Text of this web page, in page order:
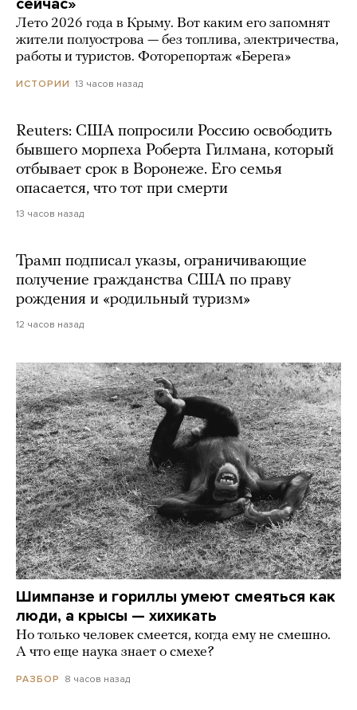
Лето 2026 года в Крыму. Вот каким его запомнят
жители полуострова — без топлива, электричества,
работы и туристов. Фоторепортаж «Берега»
ИСТОРИИ 13 часов назад
Reuters: США попросили Россию освободить
бывшего морпеха Роберта Гилмана, который
отбывает срок в Воронеже. Его семья
опасается, что тот при смерти
13 часов назад
Трамп подписал указы, ограничивающие
получение гражданства США по праву
рождения и «родильный туризм»
12 часов назад
Шимпанзе и гориллы умеют смеяться как
люди, а крысы — хихикать
Но только человек смеется, когда ему не смешно.
А что еще наука знает о смехе?
РАЗБОР 8 часов назад